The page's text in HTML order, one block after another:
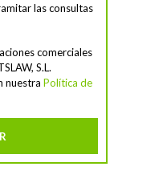
las consultas
comerciales
S.L.
nuestra Política de